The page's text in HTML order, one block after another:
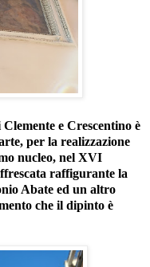
e Crescentino è
per la realizzazione
nucleo, nel XVI
raffigurante la
Abate ed un altro
che il dipinto è